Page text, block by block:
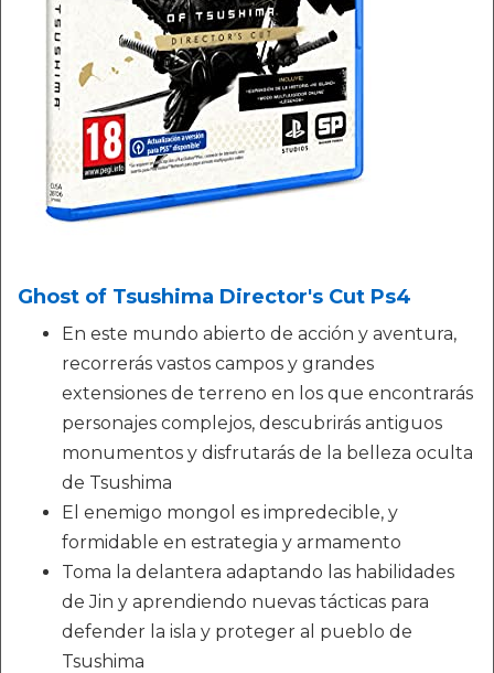
Ghost of Tsushima Director's Cut Ps4
En este mundo abierto de acción y aventura,
recorrerás vastos campos y grandes
extensiones de terreno en los que encontrarás
personajes complejos, descubrirás antiguos
monumentos y disfrutarás de la belleza oculta
de Tsushima
El enemigo mongol es impredecible, y
formidable en estrategia y armamento
Toma la delantera adaptando las habilidades
de Jin y aprendiendo nuevas tácticas para
defender la isla y proteger al pueblo de
Tsushima